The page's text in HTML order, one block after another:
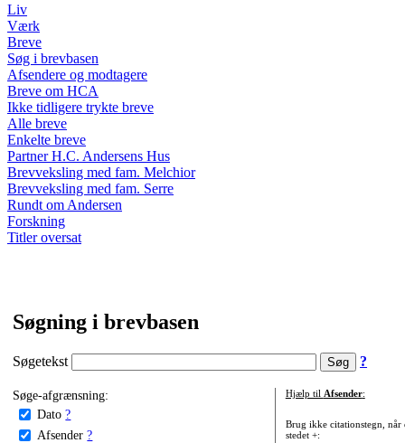
Liv
Værk
Breve
Søg i brevbasen
Afsendere og modtagere
Breve om HCA
Ikke tidligere trykte breve
Alle breve
Enkelte breve
Partner H.C. Andersens Hus
Brevveksling med fam. Melchior
Brevveksling med fam. Serre
Rundt om Andersen
Forskning
Titler oversat
Søgning i brevbasen
Søgetekst ?
Søge-afgrænsning:
Dato ?
Afsender ?
Hjælp til Afsender:
Brug ikke citationstegn, når
stedet +: